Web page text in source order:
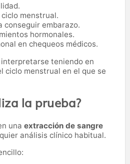
menstrual.
conseguir embarazo.
hormonales.
en chequeos médicos.
teniendo en
ciclo menstrual en el que se
la prueba?
una extracción de sangre
análisis clínico habitual.